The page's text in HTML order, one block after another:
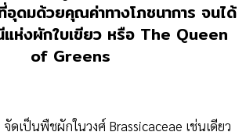
อุดมด้วยคุณค่าทางโภชนาการ จนได้
แห่งผักใบเขียว หรือ The Queen
of Greens
ดเป็นพืชผักในวงศ์ Brassicaceae เช่นเดียว